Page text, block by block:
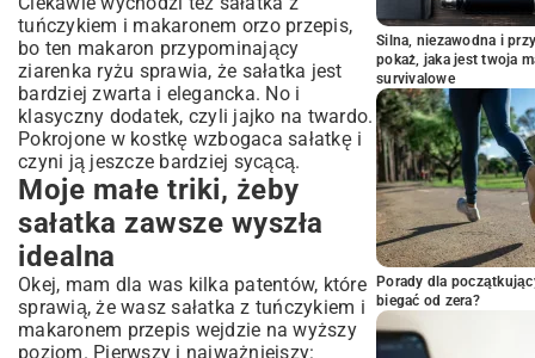
tuńczykiem i makaronem orzo przepis,
bo ten makaron przypominający
ziarenka ryżu sprawia, że sałatka jest
bardziej zwarta i elegancka. No i
klasyczny dodatek, czyli jajko na twardo.
Pokrojone w kostkę wzbogaca sałatkę i
czyni ją jeszcze bardziej sycącą.
Moje małe triki, żeby
sałatka zawsze wyszła
idealna
Okej, mam dla was kilka patentów, które
sprawią, że wasz sałatka z tuńczykiem i
makaronem przepis wejdzie na wyższy
poziom. Pierwszy i najważniejszy:
Silna, niezawodna i
pokaż, jaka jest twoja
survivalowe
Porady dla
biegać od zera?